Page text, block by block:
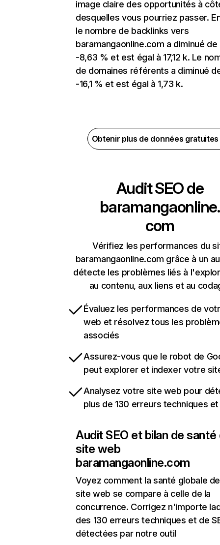
image claire des opportunités à
desquelles vous pourriez passer.
le nombre de backlinks vers
baramangaonline.com a diminué de
-8,63 % et est égal à 17,12 k. Le
de domaines référents a diminué
-16,1 % et est égal à 1,73 k.
Obtenir plus de données
Audit SEO de
baramangaonline.
com
Vérifiez les performances du
baramangaonline.com grâce à un
détecte les problèmes liés à
au contenu, aux liens et au
Évaluez les performances de
web et résolvez tous les
associés
Assurez-vous que le robot de
peut explorer et indexer votre
Analysez votre site web pour
plus de 130 erreurs techniques et
Audit SEO et bilan de santé
site web
baramangaonline.com
Voyez comment la santé globale
site web se compare à celle de la
concurrence. Corrigez n'importe
des 130 erreurs techniques et de
détectées par notre outil